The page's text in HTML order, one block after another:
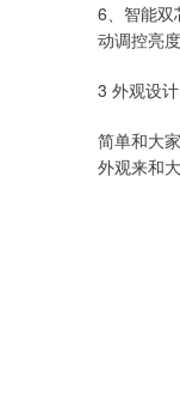
6、智能双
动调控亮
3 外观设计
简单和大
外观来和